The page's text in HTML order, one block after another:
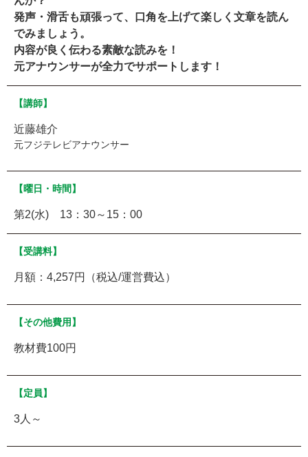
発声・滑舌も頑張って、口角を上げて楽しく文章を読ん
でみましょう。
内容が良く伝わる素敵な読みを！
元アナウンサーが全力でサポートします！
【講師】
近藤雄介
元フジテレビアナウンサー
【曜日・時間】
第2(水) 13：30～15：00
【受講料】
月額：4,257円（税込/運営費込）
【その他費用】
教材費100円
【定員】
3人～